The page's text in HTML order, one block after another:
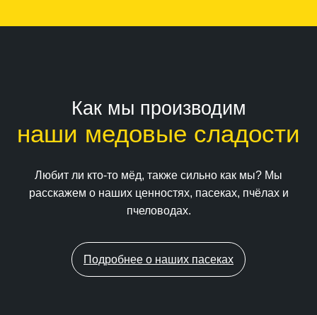
Как мы производим
наши медовые сладости
Любит ли кто-то мёд, также сильно как мы? Мы
расскажем о наших ценностях, пасеках, пчёлах и
пчеловодах.
Подробнее о наших пасеках